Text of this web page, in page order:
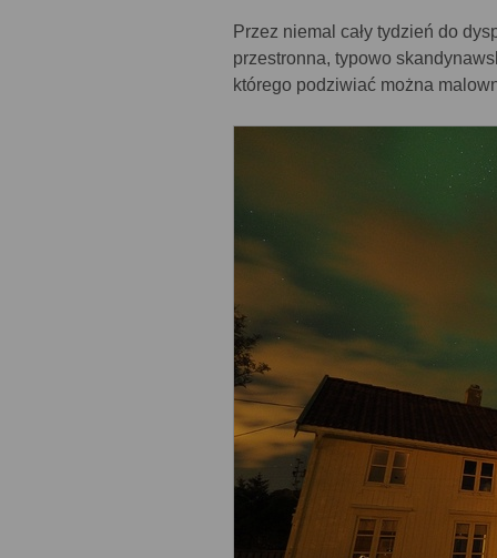
Przez niemal cały tydzień do
przestronna, typowo
którego podziwiać można